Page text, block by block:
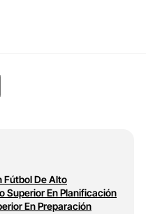
Fútbol De Alto
Superior En Planificación
En Preparación